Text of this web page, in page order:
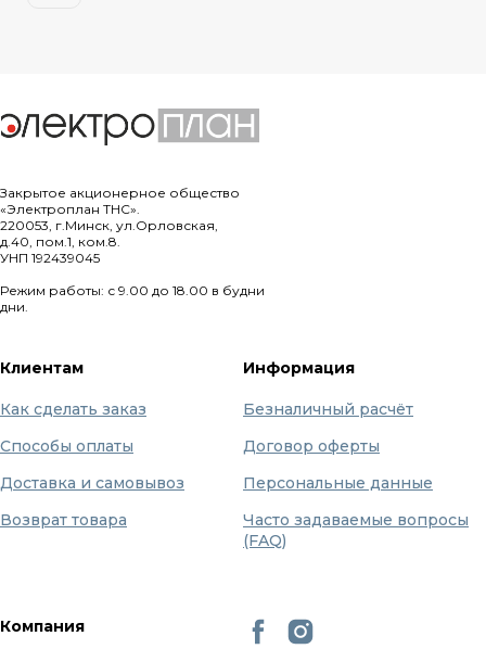
Закрытое акционерное общество
«Электроплан ТНС».
220053, г.Минск, ул.Орловская,
д.40, пом.1, ком.8.
УНП 192439045
Режим работы: с 9.00 до 18.00 в будни
дни.
Клиентам
Как сделать заказ
Способы оплаты
Доставка и самовывоз
Возврат товара
Информация
Безналичный расчёт
Договор оферты
Персональные данные
Часто задаваемые вопросы
(FAQ)
Компания